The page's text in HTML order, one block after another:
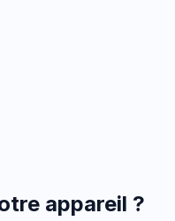
appareil ?